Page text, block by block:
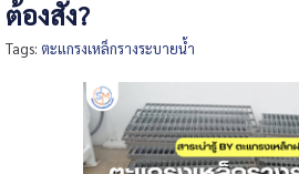
ต้องสั่ง?
Tags: ตะแกรงเหล็กรางระบายน้ำ